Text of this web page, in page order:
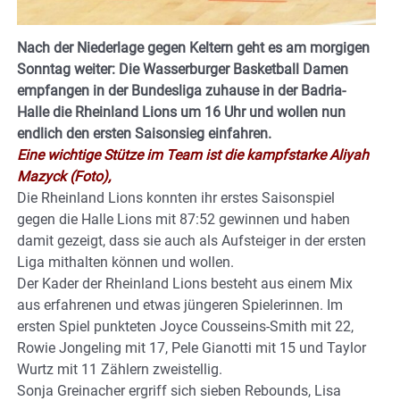
Nach der Niederlage gegen Keltern geht es am morgigen
Sonntag weiter: Die Wasserburger Basketball Damen
empfangen in der Bundesliga zuhause in der Badria-
Halle die Rheinland Lions um 16 Uhr und wollen nun
endlich den ersten Saisonsieg einfahren.
Eine wichtige Stütze im Team ist die kampfstarke Aliyah
Mazyck (Foto),
Die Rheinland Lions konnten ihr erstes Saisonspiel
gegen die Halle Lions mit 87:52 gewinnen und haben
damit gezeigt, dass sie auch als Aufsteiger in der ersten
Liga mithalten können und wollen.
Der Kader der Rheinland Lions besteht aus einem Mix
aus erfahrenen und etwas jüngeren Spielerinnen. Im
ersten Spiel punkteten Joyce Cousseins-Smith mit 22,
Rowie Jongeling mit 17, Pele Gianotti mit 15 und Taylor
Wurtz mit 11 Zählern zweistellig.
Sonja Greinacher ergriff sich sieben Rebounds, Lisa